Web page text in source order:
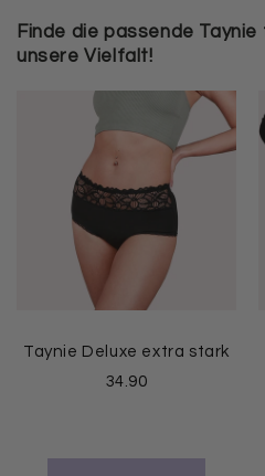
Finde die passende
unsere Vielfalt!
Taynie Deluxe extra stark
34.90